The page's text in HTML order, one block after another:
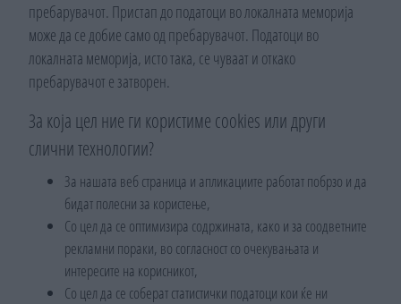
пребарувачот. Пристап до податоци во локалната меморија
може да се добие само од пребарувачот. Податоци во
локалната меморија, исто така, се чуваат и откако
пребарувачот е затворен.
За која цел ние ги користиме cookies или други
слични технологии?
За нашата веб страница и апликациите работат побрзо и да
бидат полесни за користење,
Со цел да се оптимизира содржината, како и за соодветните
рекламни пораки, во согласност со очекувањата и
интересите на корисникот,
Со цел да се соберат статистички податоци кои ќе ни